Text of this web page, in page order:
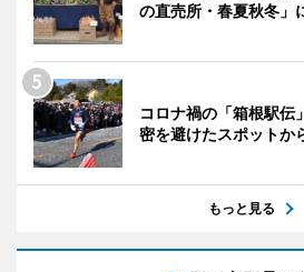
の直売所・春夏秋冬」
コロナ禍の「箱根駅
密を避けたスポットか
もっと見る